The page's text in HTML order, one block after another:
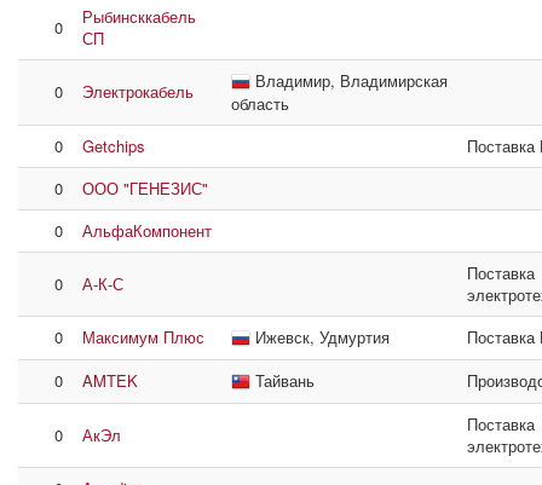
0
Рыбинсккабель
СП
0 Электрокабель
Владимир, Владимирская
область
0
Getchips
0
ООО "ГЕНЕЗИС"
0
АльфаКомпонент
0 А-К-С
Поставка
0
Максимум Плюс Ижевск, Удмуртия
0
AMTEK Тайвань
0 АкЭл
Поставка